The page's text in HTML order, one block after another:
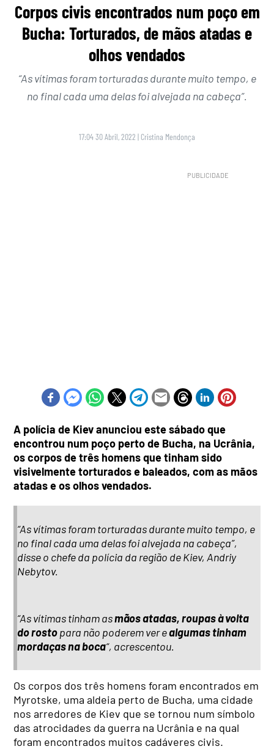
Corpos civis encontrados num poço em
Bucha: Torturados, de mãos atadas e
olhos vendados
“As vítimas foram torturadas durante muito tempo, e
no final cada uma delas foi alvejada na cabeça”.
17:04 30 Abril, 2022 | Cristina Mendonça
A polícia de Kiev anunciou este sábado que
encontrou num poço perto de Bucha, na Ucrânia,
os corpos de três homens que tinham sido
visivelmente torturados e baleados, com as mãos
atadas e os olhos vendados.
“As vítimas foram torturadas durante muito tempo, e
no final cada uma delas foi alvejada na cabeça”,
disse o chefe da polícia da região de Kiev, Andriy
Nebytov.
“As vítimas tinham asmãos atadas, roupas à volta
do rostopara não poderem ver ealgumas tinham
mordaças na boca“, acrescentou.
Os corpos dos três homens foram encontrados em
Myrotske, uma aldeia perto de Bucha, uma cidade
nos arredores de Kiev que se tornou num símbolo
das atrocidades da guerra na Ucrânia e na qual
foram encontrados muitos cadáveres civis.